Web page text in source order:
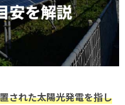
された太陽光発電を指し